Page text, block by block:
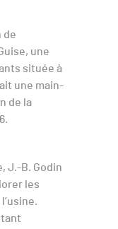
de
une
située à
une main-
de la
J.-B. Godin
les
tant